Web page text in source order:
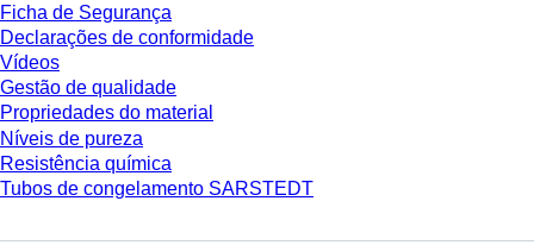
Ficha de Segurança
Declarações de conformidade
Vídeos
Gestão de qualidade
Propriedades do material
Níveis de pureza
Resistência química
Tubos de congelamento SARSTEDT